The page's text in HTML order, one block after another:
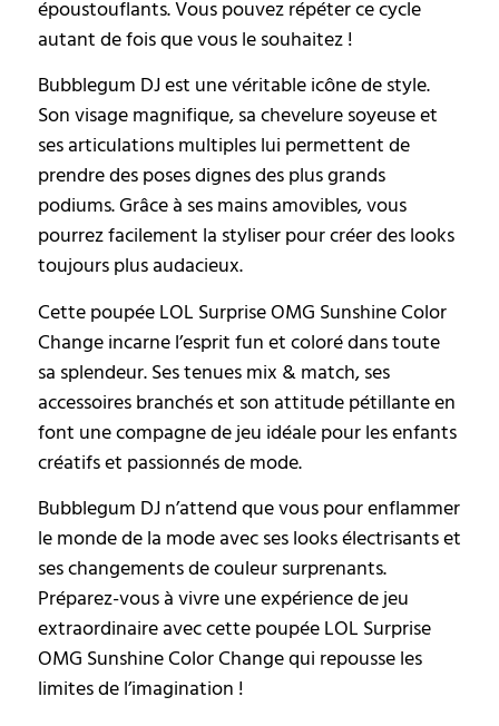
époustouflants. Vous pouvez répéter ce cycle
autant de fois que vous le souhaitez !
Bubblegum DJ est une véritable icône de style.
Son visage magnifique, sa chevelure soyeuse et
ses articulations multiples lui permettent de
prendre des poses dignes des plus grands
podiums. Grâce à ses mains amovibles, vous
pourrez facilement la styliser pour créer des looks
toujours plus audacieux.
Cette poupée LOL Surprise OMG Sunshine Color
Change incarne l’esprit fun et coloré dans toute
sa splendeur. Ses tenues mix & match, ses
accessoires branchés et son attitude pétillante en
font une compagne de jeu idéale pour les enfants
créatifs et passionnés de mode.
Bubblegum DJ n’attend que vous pour enflammer
le monde de la mode avec ses looks électrisants et
ses changements de couleur surprenants.
Préparez-vous à vivre une expérience de jeu
extraordinaire avec cette poupée LOL Surprise
OMG Sunshine Color Change qui repousse les
limites de l’imagination !